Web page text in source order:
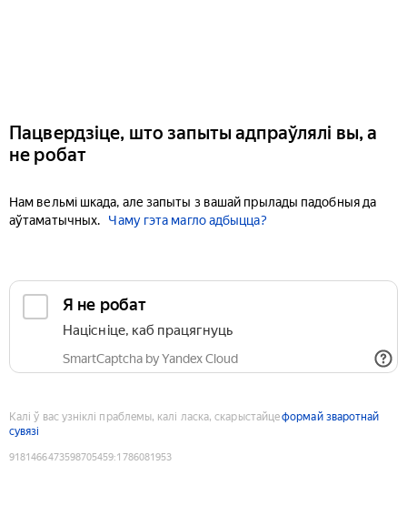
Пацвердзіце, што запыты адпраўлялі вы, а
не робат
Нам вельмі шкада, але запыты з вашай прылады падобныя да
аўтаматычных.
Чаму гэта магло адбыцца?
Я не робат
Націсніце, каб працягнуць
SmartCaptcha by Yandex Cloud
Калі ў вас узніклі праблемы, калі ласка, скарыстайцеформай зваротнай
сувязі
9181466473598705459:1786081953